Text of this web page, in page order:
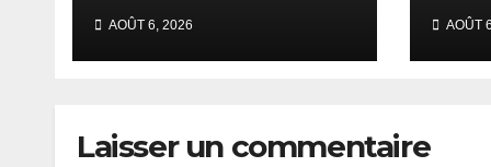
réclame un
calendrier électoral
et redoute un
AOÛT 6, 2026 AOÛT
Laisser un commentaire